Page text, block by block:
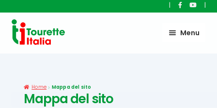
| |
Vai
alla
Vai
al
Menu
Home Mappa del sito
Mappa del sito